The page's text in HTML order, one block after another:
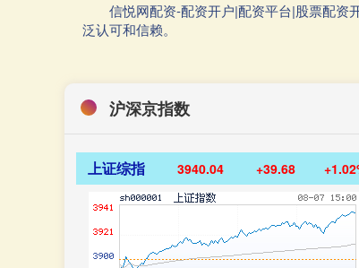
信悦网配资-配资开户|配资平台|股票配资
泛认可和信赖。
沪深京指数
上证综指 3940.04 +39.68